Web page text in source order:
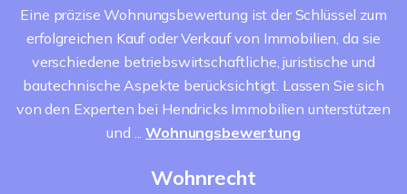
Eine präzise Wohnungsbewertung ist der Schlüssel zum
erfolgreichen Kauf oder Verkauf von Immobilien, da sie
verschiedene betriebswirtschaftliche, juristische und
bautechnische Aspekte berücksichtigt. Lassen Sie sich
von den Experten bei Hendricks Immobilien unterstützen
und ...Wohnungsbewertung
Wohnrecht